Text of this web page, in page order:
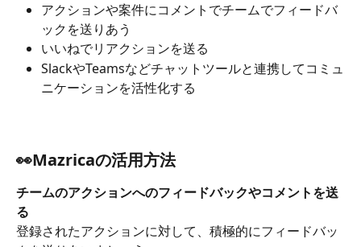
アクションや案件にコメントでチームでフィードバ
ックを送りあう
いいねでリアクションを送る
SlackやTeamsなどチャットツールと連携してコミュ
ニケーションを活性化する
👀Mazricaの活用方法
チームのアクションへのフィードバックやコメントを送
る
登録されたアクションに対して、積極的にフィードバッ